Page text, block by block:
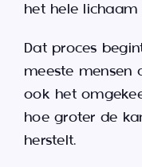
het hele lichaam
Dat proces
meeste mensen
ook het
hoe groter de
herstelt.